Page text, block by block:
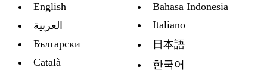
English
العربية
Български
Català
Bahasa Indonesia
Italiano
日本語
한국어